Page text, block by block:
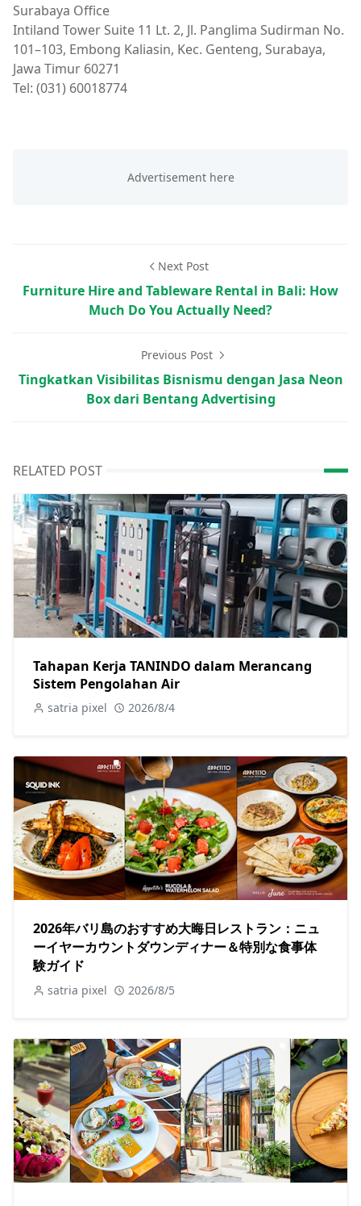
Surabaya Office
Intiland Tower Suite 11 Lt. 2, Jl. Panglima Sudirman No.
101–103, Embong Kaliasin, Kec. Genteng, Surabaya,
Jawa Timur 60271
Tel: (031) 60018774
Next Post
Furniture Hire and Tableware Rental in Bali: How
Much Do You Actually Need?
Previous Post
Tingkatkan Visibilitas Bisnismu dengan Jasa Neon
Box dari Bentang Advertising
RELATED POST
Tahapan Kerja TANINDO dalam Merancang
Sistem Pengolahan Air
satria pixel 2026/8/4
2026年バリ島のおすすめ大晦日レストラン：ニュ
ーイヤーカウントダウンディナー＆特別な食事体
験ガイド
satria pixel 2026/8/5